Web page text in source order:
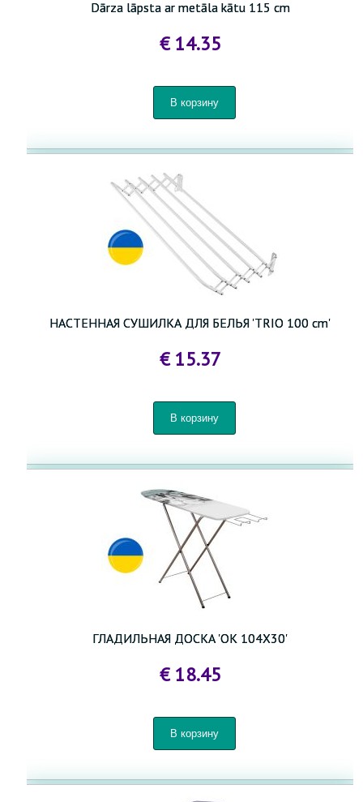
ДЕРЕВООБРАБАТЫВАЮЩИЕ СТАНКИ
СПРИНКЛЕРЫ И СИСТЕМЫ ПОЛИВА
ТОВАРЫ ДЛЯ ДОМАШНЕГО ХОЗЯЙСТВА И САДА
ПАНЕЛЬНЫЕ ЗАБОРЫ 3D- 2D
Dārza lāpsta ar metāla kātu 115 cm
€ 14.35
НАСТЕННАЯ СУШИЛКА ДЛЯ БЕЛЬЯ 'TRIO 100 cm'
€ 15.37
ГЛАДИЛЬНАЯ ДОСКА 'OK 104X30'
€ 18.45